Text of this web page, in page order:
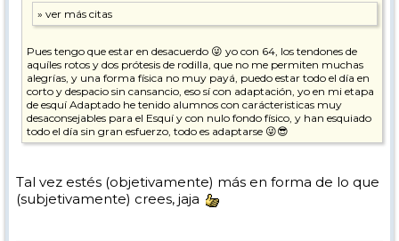
Pues tengo que estar en desacuerdo 😜 yo con 64, los tendones de
aquíles rotos y dos prótesis de rodilla, que no me permiten muchas
alegrías, y una forma física no muy payá, puedo estar todo el día en
corto y despacio sin cansancio, eso sí con adaptación, yo en mi etapa
de esquí Adaptado he tenido alumnos con carácteristicas muy
desaconsejables para el Esquí y con nulo fondo físico, y han esquiado
todo el día sin gran esfuerzo, todo es adaptarse 😜😎
Tal vez estés (objetivamente) más en forma de lo que
(subjetivamente) crees, jaja